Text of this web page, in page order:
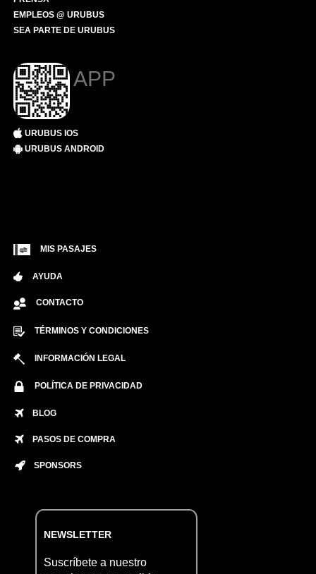
EMPLEOS @ URUBUS
SEA PARTE DE URUBUS
APP
URUBUS IOS
URUBUS ANDROID
MIS PASAJES
AYUDA
CONTACTO
TÉRMINOS Y CONDICIONES
INFORMACIÓN LEGAL
POLÍTICA DE PRIVACIDAD
BLOG
PASOS DE COMPRA
SPONSORS
NEWSLETTER
Suscríbete a nuestro